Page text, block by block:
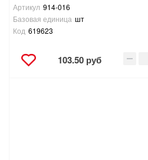
Артикул 914-016
Базовая единица шт
Код 619623
103.50 руб